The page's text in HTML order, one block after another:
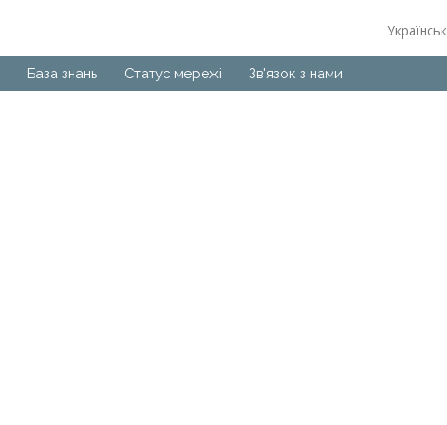
База знань Статус мережі Зв'язок з нами